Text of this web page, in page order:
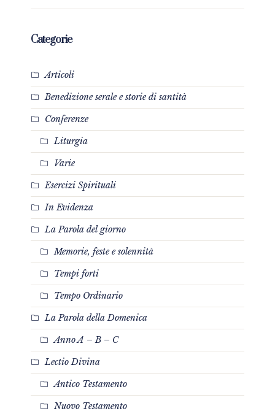
Categorie
Articoli
Benedizione serale e storie di santità
Conferenze
Liturgia
Varie
Esercizi Spirituali
In Evidenza
La Parola del giorno
Memorie, feste e solennità
Tempi forti
Tempo Ordinario
La Parola della Domenica
Anno A – B – C
Lectio Divina
Antico Testamento
Nuovo Testamento